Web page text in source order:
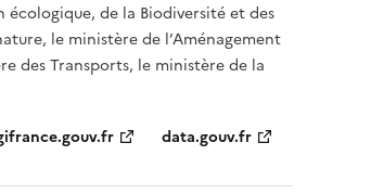
de la Biodiversité et des
le ministère de l’Aménagement
des Transports, le ministère de la
data.gouv.fr